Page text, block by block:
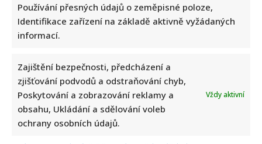
Používání přesných údajů o zeměpisné poloze,
Identifikace zařízení na základě aktivně vyžádaných
informací.
Zajištění bezpečnosti, předcházení a
zjišťování podvodů a odstraňování chyb,
Poskytování a zobrazování reklamy a
obsahu, Ukládání a sdělování voleb
ochrany osobních údajů.
Vždy aktivní
Kvůli
nové
fotografii
se
fanoušci
hladoví
Jak bydlí Halina Pawlowská: V její čtyřpatrové vile s
výhledem na Prahu hraje hlavní roli dřevo